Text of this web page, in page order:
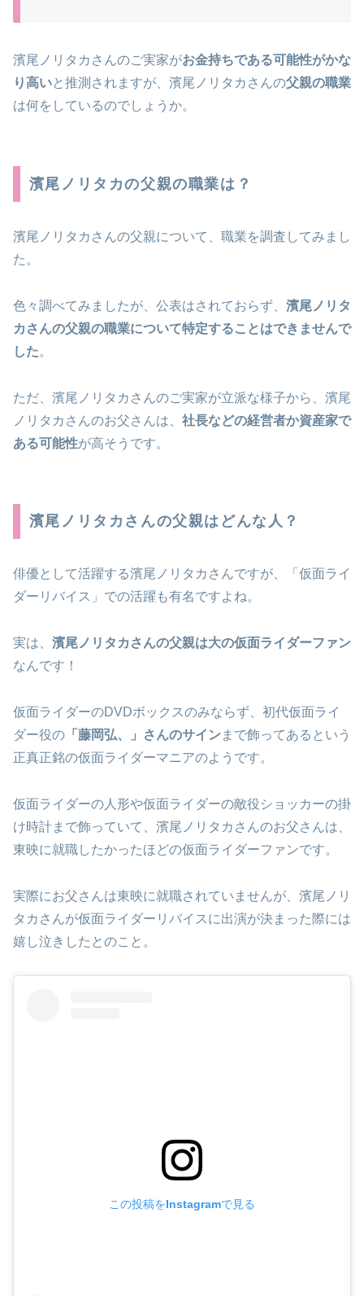
濱尾ノリタカさんのご実家がお金持ちである可能性がかな
り高いと推測されますが、濱尾ノリタカさんの父親の職業
は何をしているのでしょうか。
濱尾ノリタカの父親の職業は？
濱尾ノリタカさんの父親について、職業を調査してみまし
た。
色々調べてみましたが、公表はされておらず、 濱尾ノリタ
カさんの父親の職業について特定することはできませんで
した。
ただ、濱尾ノリタカさんのご実家が立派な様子から、濱尾
ノリタカさんのお父さんは、 社長などの経営者か資産家で
ある可能性が高そうです。
濱尾ノリタカさんの父親はどんな人？
俳優として活躍する濱尾ノリタカさんですが、「仮面ライ
ダーリバイス」での活躍も有名ですよね。
実は、 濱尾ノリタカさんの父親は大の仮面ライダーファン
なんです！
仮面ライダーのDVDボックスのみならず、初代仮面ライ
ダー役の 「藤岡弘、」さんのサイン まで飾ってあるという
正真正銘の仮面ライダーマニアのようです。
仮面ライダーの人形や仮面ライダーの敵役ショッカーの掛
け時計まで飾っていて、濱尾ノリタカさんのお父さんは、
東映に就職したかったほどの仮面ライダーファンです。
実際にお父さんは東映に就職されていませんが、濱尾ノリ
タカさんが仮面ライダーリバイスに出演が決まった際には
嬉し泣きしたとのこと。
この投稿をInstagramで見る